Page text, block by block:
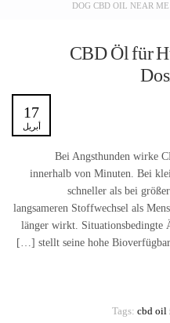
DOG CBD OIL NEAR ME
CBD Öl für
17
أبريل
Bei Angsthunden wirke
innerhalb von Minuten. Bei
schneller als bei
langsameren Stoffwechsel als
länger wirkt. Situationsbedingte
stellt seine hohe
Tags: cbd oil